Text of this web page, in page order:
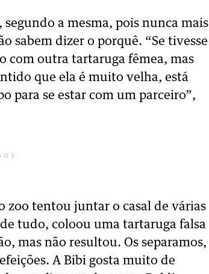
a mesma, pois nunca mais
sabem dizer o porquê. “Se tivesse
com outra tartaruga fêmea, mas
que ela é muito velha, está
para se estar com um parceiro”,
zoo tentou juntar o casal de várias
tudo, coloou uma tartaruga falsa
mas não resultou. Os separamos,
A Bibi gosta muito de